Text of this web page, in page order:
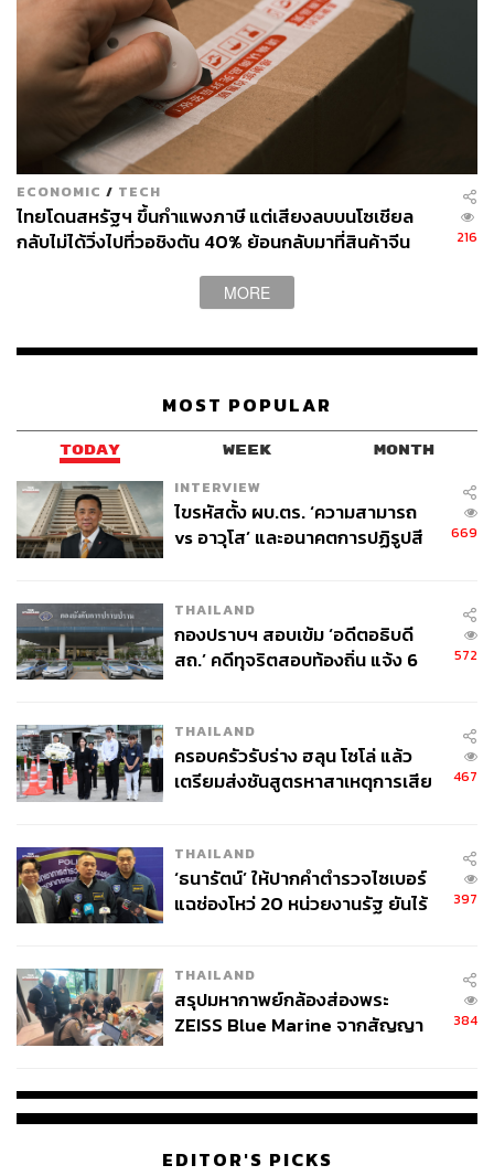
มิติที่ 2: เก่า-ใหม่
โลกสองใบของภาคการผลิตโลกเก่ากับโลกใหม่ ภาคการ
ผลิตโลกเก่าไม่ได้เติบโตไปกับกระแสการเปลี่ยนแปลงภูมิ
ทัศน์ทางเศรษฐกิจ สังคม และเทคโนโลยี หรือจะเผชิญความ
เสี่ยงในรูปแบบต่างๆ ขณะที่ภาคการผลิตโลกใหม่มีโอกาส
เติบโตตามการเปลี่ยนแปลงภูมิทัศน์และได้รับผลกระทบจาก
มิติที่ 3: ใหญ่-เล็ก
โลกสองใบของธุรกิจใหญ่กับธุรกิจเล็ก ข้อมูลจากกรมพัฒนา
มากกว่าธุรกิจขนาดใหญ่ถึงสองเท่า โดยเฉพาะในช่วงโควิด
จากภาพที่ 5 จะเห็นได้ชัดว่ารายได้ของธุรกิจขนาดใหญ่ใน
ช่วงโควิดไม่ได้ลดลงเลย และสามารถเติบโตได้เกือบ 10%
หลังจากวิกฤตสิ้นสุดลง ในทางตรงข้าม รายได้ของธุรกิจ
กลับมาที่เดิม
ECONOMIC / TECH
ไทยโดนสหรัฐฯ ขึ้นกำแพงภาษี แต่เสียงลบบนโซเชียล
กลับไม่ได้วิ่งไปที่วอชิงตัน 40% ย้อนกลับมาที่สินค้าจีน
216
MORE
MOST POPULAR
TODAY WEEK MONTH
INTERVIEW
ไขรหัสตั้ง ผบ.ตร. ‘ความสามารถ
vs อาวุโส’ และอนาคตการปฏิรูปสี
669
THAILAND
กองปราบฯ สอบเข้ม ‘อดีตอธิบดี
สถ.’ คดีทุจริตสอบท้องถิ่น แจ้ง 6
572
THAILAND
ครอบครัวรับร่าง ฮลุน โซโล่ แล้ว
เตรียมส่งชันสูตรหาสาเหตุการเสีย
467
THAILAND
‘ธนารัตน์’ ให้ปากคำตำรวจไซเบอร์
แฉช่องโหว่ 20 หน่วยงานรัฐ ยันไร้
397
THAILAND
สรุปมหากาพย์กล้องส่องพระ
ZEISS Blue Marine จากสัญญา
จ่ายหนี้-แอบระบุแบรนด์
384
EDITOR'S PICKS